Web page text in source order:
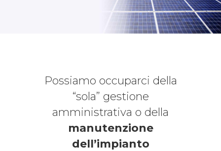
Possiamo occuparci della
“sola” gestione
amministrativa o della
manutenzione
dell’impianto